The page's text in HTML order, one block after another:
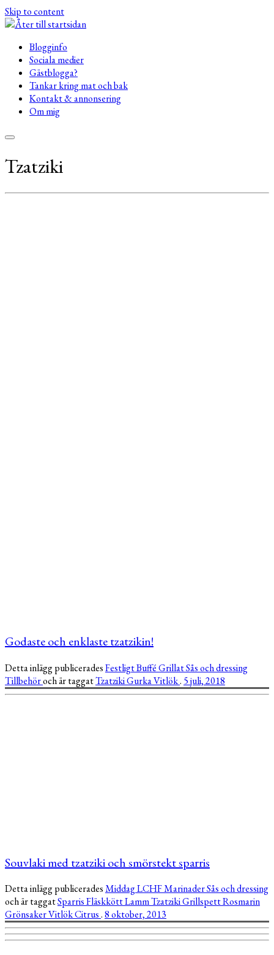
Skip to content
Blogginfo
Sociala medier
Gästblogga?
Tankar kring mat och bak
Kontakt & annonsering
Om mig
Tzatziki
Godaste och enklaste tzatzikin!
Detta inlägg publiceradesFestligtBufféGrillatSås och dressing
Tillbehöroch är taggatTzatzikiGurkaVitlök. 5 juli, 2018
Souvlaki med tzatziki och smörstekt sparris
Detta inlägg publiceradesMiddagLCHFMarinaderSås och dressing
och är taggatSparrisFläskköttLammTzatzikiGrillspettRosmarin
GrönsakerVitlökCitrus.8 oktober, 2013